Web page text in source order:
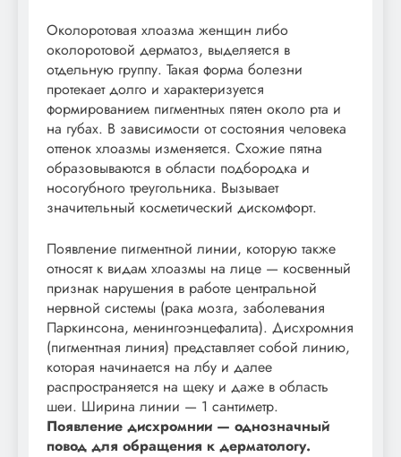
Околоротовая хлоазма женщин либо
околоротовой дерматоз, выделяется в
отдельную группу. Такая форма болезни
протекает долго и характеризуется
формированием пигментных пятен около рта и
на губах. В зависимости от состояния человека
оттенок хлоазмы изменяется. Схожие пятна
образовываются в области подбородка и
носогубного треугольника. Вызывает
значительный косметический дискомфорт.
Появление пигментной линии, которую также
относят к видам хлоазмы на лице — косвенный
признак нарушения в работе центральной
нервной системы (рака мозга, заболевания
Паркинсона, менингоэнцефалита). Дисхромния
(пигментная линия) представляет собой линию,
которая начинается на лбу и далее
распространяется на щеку и даже в область
шеи. Ширина линии — 1 сантиметр.
Появление дисхромнии — однозначный
повод для обращения к дерматологу.